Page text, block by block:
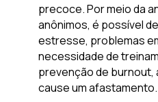
precoce. Por meio da
anônimos, é possível
estresse, problemas
necessidade de
prevenção de
cause um afastamento.